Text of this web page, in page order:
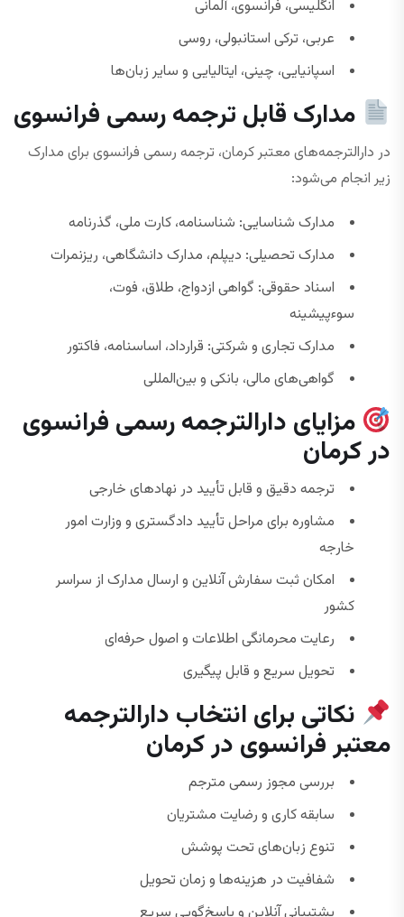
انگلیسی، فرانسوی، آلمانی
عربی، ترکی استانبولی، روسی
اسپانیایی، چینی، ایتالیایی و سایر زبان‌ها
مدارک قابل ترجمه رسمی فرانسوی
در دارالترجمه‌های معتبر کرمان، ترجمه رسمی فرانسوی برای مدارک
زیر انجام می‌شود:
مدارک شناسایی: شناسنامه، کارت ملی، گذرنامه
مدارک تحصیلی: دیپلم، مدارک دانشگاهی، ریزنمرات
اسناد حقوقی: گواهی ازدواج، طلاق، فوت،
سوءپیشینه
مدارک تجاری و شرکتی: قرارداد، اساسنامه، فاکتور
گواهی‌های مالی، بانکی و بین‌المللی
مزایای دارالترجمه رسمی فرانسوی
در کرمان
ترجمه دقیق و قابل تأیید در نهادهای خارجی
مشاوره برای مراحل تأیید دادگستری و وزارت امور
خارجه
امکان ثبت سفارش آنلاین و ارسال مدارک از سراسر
کشور
رعایت محرمانگی اطلاعات و اصول حرفه‌ای
تحویل سریع و قابل پیگیری
نکاتی برای انتخاب دارالترجمه
معتبر فرانسوی در کرمان
بررسی مجوز رسمی مترجم
سابقه کاری و رضایت مشتریان
تنوع زبان‌های تحت پوشش
شفافیت در هزینه‌ها و زمان تحویل